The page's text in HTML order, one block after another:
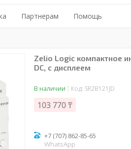
Партнерам Помощь
Zelio Logic компактное
DC, с дисплеем
В наличии Код: SR2B121JD
103 770 ₸
+7 (707) 862-85-65
WhatsApp